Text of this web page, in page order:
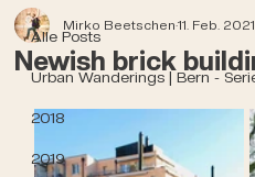
Alle Posts
Urban Wanderings | Bern -
2018
2019
Newish brick
Mirko Beetschen11. Feb. 2021